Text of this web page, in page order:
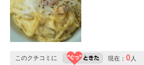
このクチコミに 現在： 0人